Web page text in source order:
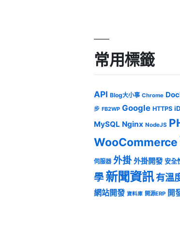
常用標籤
API Blog大小事 Chrome
步 FB2WP Google HTTPS
MySQL Nginx NodeJS
WooCommerce
伺服器 外掛 外掛開發 安全
學 新聞資訊有溫
網站開發 資料庫 開源ERP 開